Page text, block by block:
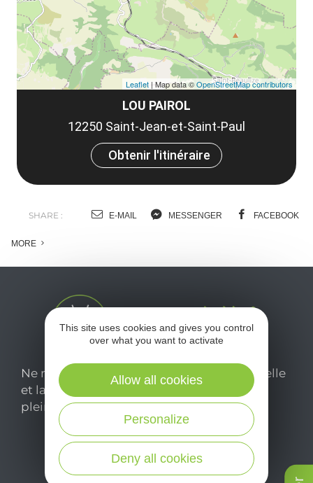
LOU PAIROL
12250 Saint-Jean-et-Saint-Paul
Obtenir l'itinéraire
Leaflet | Map data ©OpenStreetMap contributors
SHARE : E-MAIL MESSENGER FACEBOOK
MORE
Ne manquez pas notre newsletter mensuelle
et laissez-vous inspirer pour profiter
pleinement de votre séjour en Aveyron.
Je m'abonne ici
This site uses cookies and gives you control
over what you want to activate
Deny all cookies
Personalize
Allow all cookies